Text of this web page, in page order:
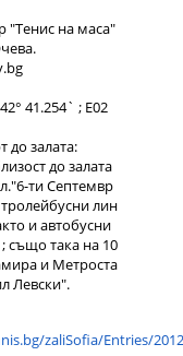
"Тенис на маса"
41.254` ; E02
до залата:
до залата
ти Септемвр
лин
и автобусни
така на 10
и Метроста
Левски".
zaliSofia/Entries/